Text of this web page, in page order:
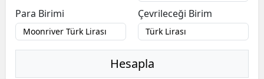
Bitlis
Bolu
Para Birimi
Çevrileceği Birim
Hesapla